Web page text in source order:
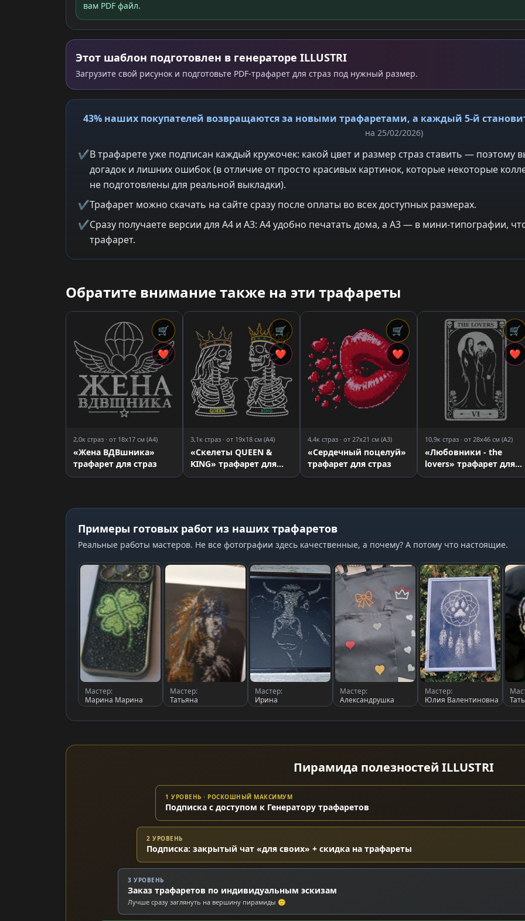
вам PDF файл.
Этот шаблон подготовлен в генераторе ILLUSTRI
Загрузите свой рисунок и подготовьте PDF-трафарет для страз под нужный размер.
43% наших покупателей возвращаются за новыми трафаретами, а каждый 5-й
на 25/02/2026)
✔В трафарете уже подписан каждый кружочек: какой цвет и размер страз ставить — поэтому
догадок и лишних ошибок (в отличие от просто красивых картинок, которые некоторые
не подготовлены для реальной выкладки).
✔Трафарет можно скачать на сайте сразу после оплаты во всех доступных размерах.
✔Сразу получаете версии для A4 и A3: A4 удобно печатать дома, а A3 — в мини-типографии,
трафарет.
Обратите внимание также на эти трафареты
🛒
❤
2,0к страз · от 18x17 см (A4)
«Жена ВДВшника»
трафарет для страз
🛒
❤
3,1к страз · от 19x18 см (A4)
«Cкелеты QUEEN &
KING» трафарет для
страз
🛒
❤
4,4к страз · от 27x21 см (A3)
«Сердечный поцелуй»
трафарет для страз
🛒
❤
10,9к страз · от 28x46 см (A2)
«Любовники - the
lovers» трафарет для
страз
Примеры готовых работ из наших трафаретов
Реальные работы мастеров. Не все фотографии здесь качественные, а почему? А потому что настоящие.
Мастер:
Марина Марина
Мастер:
Татьяна
Мастер:
Ирина
Мастер:
Александрушка
Мастер:
Юлия Валентиновна
Пирамида полезностей ILLUSTRI
1 УРОВЕНЬ · РОСКОШНЫЙ МАКСИМУМ
Подписка с доступом к Генератору трафаретов
2 УРОВЕНЬ
Подписка: закрытый чат «для своих» + скидка на трафареты
3 УРОВЕНЬ
Заказ трафаретов по индивидуальным эскизам
Лучше сразу заглянуть на вершину пирамиды 🙂